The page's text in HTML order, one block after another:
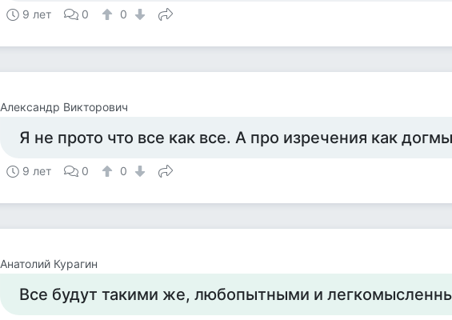
9 лет 0 0
Александр Викторович
Я не прото что все как все. А про изречения как догмы
9 лет 0 0
Анатолий Курагин
Все будут такими же, любопытными и